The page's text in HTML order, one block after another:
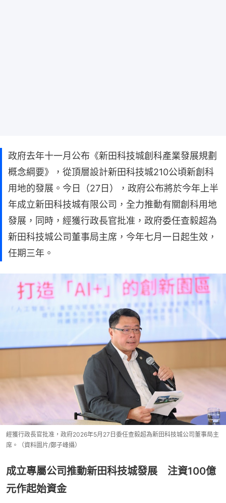
政府去年十一月公布《新田科技城創科產業發展規劃
概念綱要》，從頂層設計新田科技城210公頃新創科
用地的發展。今日（27日），政府公布將於今年上半
年成立新田科技城有限公司，全力推動有關創科用地
發展，同時，經獲行政長官批准，政府委任查毅超為
新田科技城公司董事局主席，今年七月一日起生效，
任期三年。
經獲行政長官批准，政府2026年5月27日委任查毅超為新田科技城公司董事局主
席。（資料圖片/鄭子峰攝）
成立專屬公司推動新田科技城發展 注資100億
元作起始資金